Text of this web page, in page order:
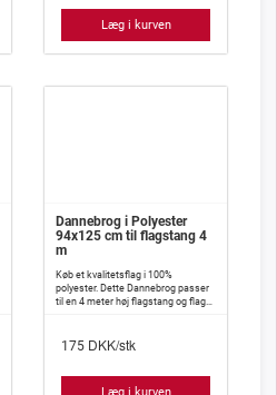
Læg i kurven
Dannebrog i Polyester
94x125 cm til flagstang 4
m
Køb et kvalitetsflag i 100%
polyester. Dette Dannebrog passer
til en 4 meter høj flagstang og flaget
175 DKK/stk